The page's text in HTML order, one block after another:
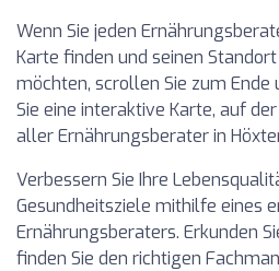
Wenn Sie jeden
Karte finden und seinen
möchten, scrollen Sie zum Ende
Sie eine interaktive Karte, auf
aller Ernährungsberater in
Verbessern Sie Ihre
Gesundheitsziele mithilfe eines
Ernährungsberaters. Erkunden
finden Sie den richtigen